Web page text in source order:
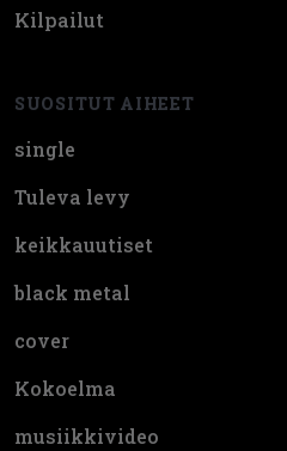
Kilpailut
SUOSITUT AIHEET
single
Tuleva levy
keikkauutiset
black metal
cover
Kokoelma
musiikkivideo